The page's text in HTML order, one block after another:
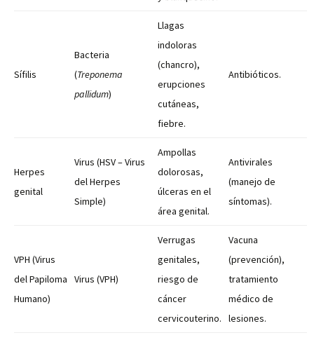
Sífilis
Bacteria
(Treponema
pallidum)
Llagas
indoloras
(chancro),
erupciones
cutáneas,
fiebre.
Antibióticos.
Herpes
genital
Virus (HSV – Virus
del Herpes
Simple)
Ampollas
dolorosas,
úlceras en el
área genital.
Antivirales
(manejo de
síntomas).
VPH (Virus
del Papiloma
Humano)
Virus (VPH)
Verrugas
genitales,
riesgo de
cáncer
cervicouterino.
Vacuna
(prevención),
tratamiento
médico de
lesiones.